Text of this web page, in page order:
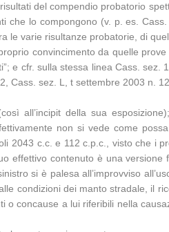
del compendio probatorio
lo compongono (v. p. es.
le varie risultanze probatorie, di
convincimento da quelle
e cfr. sulla stessa linea Cass.
sez. L, t settembre 2003 n.
all’incipit della sua
non si vede come
2043 c.c. e 112 c.p.c., visto che i
effettivo contenuto è una
si è palesa all’improvviso
condizioni dei manto stradale, il
concause a lui riferibili nella